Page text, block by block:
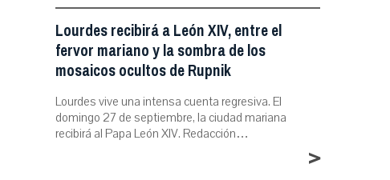
Lourdes recibirá a León XIV, entre el
fervor mariano y la sombra de los
mosaicos ocultos de Rupnik
Lourdes vive una intensa cuenta regresiva. El
domingo 27 de septiembre, la ciudad mariana
recibirá al Papa León XIV. Redacción…
>